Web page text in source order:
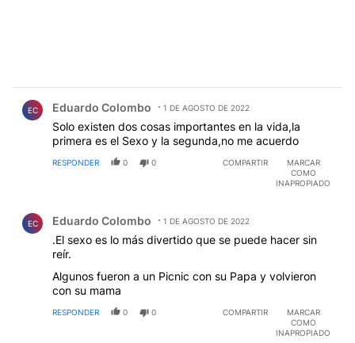
EC Eduardo Colombo 1 DE AGOSTO DE 2022
Solo existen dos cosas importantes en la vida,la
primera es el Sexo y la segunda,no me acuerdo
RESPONDER 0 0 COMPARTIR
MARCAR
COMO
INAPROPIADO
EC Eduardo Colombo 1 DE AGOSTO DE 2022
.El sexo es lo más divertido que se puede hacer sin
reír.
Algunos fueron a un Picnic con su Papa y volvieron
con su mama
RESPONDER 0 0 COMPARTIR
MARCAR
COMO
INAPROPIADO